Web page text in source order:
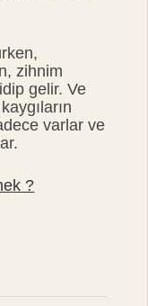
zihnim
gelir. Ve
varlar ve
?